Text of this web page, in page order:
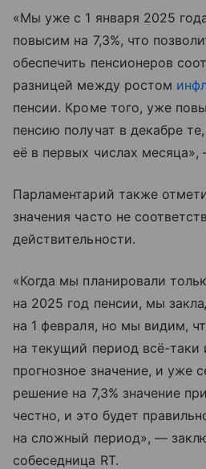
«Мы уже с 1 января 2025
повысим на 7,3%, что
обеспечить пенсионеров
разницей между ростом
пенсии. Кроме того, уже
пенсию получат в декабре
её в первых числах месяца»,
Парламентарий также
значения часто не
действительности.
«Когда мы планировали
на 2025 год пенсии, мы
на 1 февраля, но мы видим,
на текущий период всё-таки
прогнозное значение, и уже
решение на 7,3% значение
честно, и это будет
на сложный период», —
собеседница RT.